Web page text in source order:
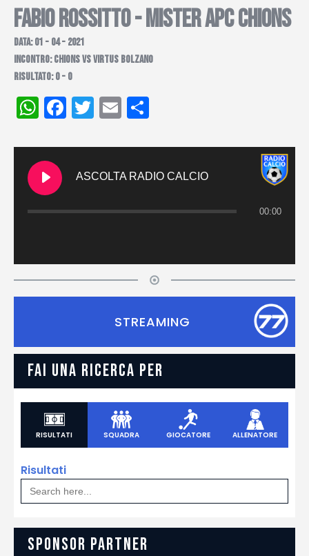
FABIO ROSSITTO - MISTER APC CHIONS
DATA: 01 - 04 - 2021
INCONTRO: CHIONS VS VIRTUS BOLZANO
RISULTATO: 0 - 0
WhatsApp
Facebook
Twitter
Email
ASCOLTA RADIO CALCIO
00:00
STREAMING
FAI UNA RICERCA PER
RISULTATI SQUADRA GIOCATORE ALLENATORE
Risultati
Search
for:
SPONSOR PARTNER